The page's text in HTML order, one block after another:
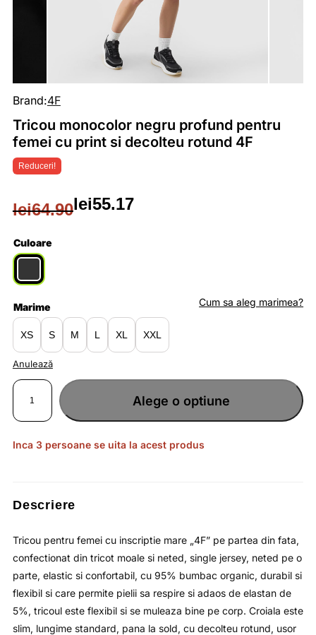
Reduceri!
Brand:4F
Tricou monocolor negru profund pentru
femei cu print si decolteu rotund 4F
lei64.90
Prețul
inițial
a
fost:
lei64.90.
lei55.17
Prețul
curent
este:
lei55.17.
Culoare
Marime
S M L XL XXL
XS
Anulează
Cum sa aleg marimea?
Cantitate
monocolor
profund
pentru
cu
print
Alege o optiune
Inca 3 persoane se uita la acest produs
Descriere
Tricou pentru femei cu inscriptie mare „4F” pe partea din fata,
confectionat din tricot moale si neted, single jersey, neted pe o
parte, elastic si confortabil, cu 95% bumbac organic, durabil si
flexibil si care permite pielii sa respire si adaos de elastan de
5%, tricoul este flexibil si se muleaza bine pe corp. Croiala este
slim, lungime standard, pana la sold, cu decolteu rotund, usor